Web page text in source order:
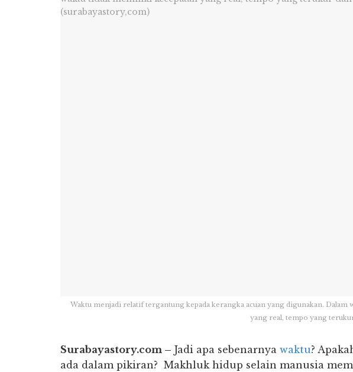
Waktu menjadi relatif tergantung kepada kerangka acuan yang digunakan. Dalam
yang real, tempo yang
Surabayastory.com – Jadi apa sebenarnya waktu?
ada dalam pikiran? Makhluk hidup selain manusia